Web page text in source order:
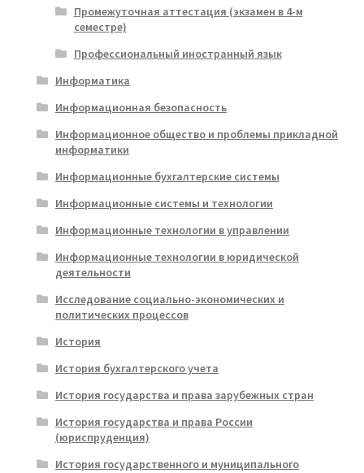
Промежуточная аттестация (экзамен в 4-м
семестре)
Профессиональный иностранный язык
Информатика
Информационная безопасность
Информационное общество и проблемы прикладной
информатики
Информационные бухгалтерские системы
Информационные системы и технологии
Информационные технологии в управлении
Информационные технологии в юридической
деятельности
Исследование социально-экономических и
политических процессов
История
История бухгалтерского учета
История государства и права зарубежных стран
История государства и права России
(юриспруденция)
История государственного и муниципального